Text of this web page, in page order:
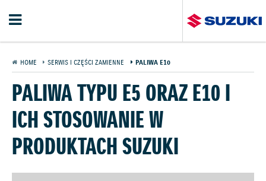
HOME SERWIS I CZĘŚCI ZAMIENNE PALIWA E10
PALIWA TYPU E5 ORAZ E10 I
ICH STOSOWANIE W
PRODUKTACH SUZUKI